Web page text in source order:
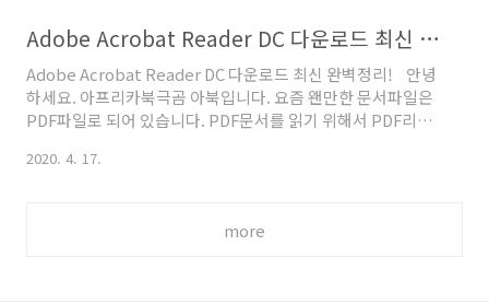
보는 분들이 많이 계시는데, HDR 화질로 시청
할 수 있는 여건임에도 불구하고, 그냥 보시는
..
성 프로그램이 나도 모르게 설치되는 경우도
자주 있습니다. 악성 프로그램은 바이러스와
같아서 PC 소프트웨어를 병들게 합니다. 이러
한 불편을 간단하게 해결 하는 방법이 있습니
다.'고클린'이라는 프로그램을 설치하면 됩니
어라 누구나 무료로 설치 가능합니다. 고클린
방법으로 최적화 시켜주며 좋은 성능을 유지
Adobe Acrobat Reader DC 다운로드 최신 완벽정리!
Adobe Acrobat Reader DC 다운로드 최신 완벽정리! 안녕
하세요. 아프리카북극곰 아북입니다. 요즘 왠만한 문서파일은
PDF파일로 되어 있습니다. PDF문서를 읽기 위해서 PDF리더
표준이고 안정적인 것은 Adobe사의 PDF리더인 Acrobat
Reader DC 다운로드 방법을 소개해 드리겠습니다.쉽게 알려
2020. 4. 17.
more